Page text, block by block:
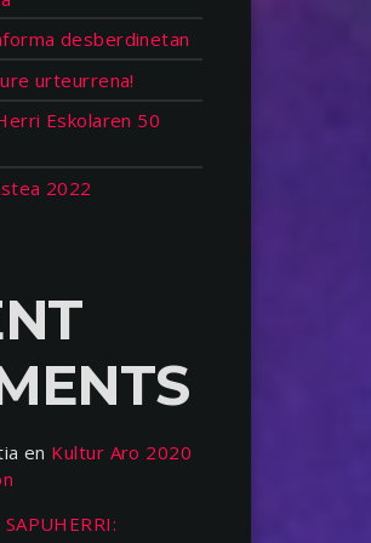
desberdinetan
urteurrena!
Eskolaren 50
2022
en Kultur Aro 2020
SAPUHERRI: